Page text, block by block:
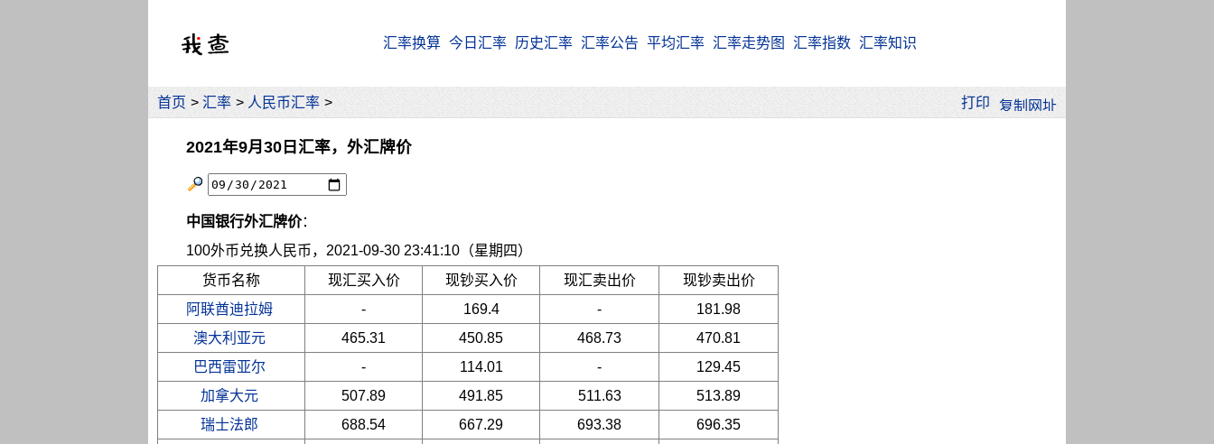
汇率换算 今日汇率 历史汇率 汇率公告 平均汇率 汇率走势图 汇率指数 汇率知识
首页 > 汇率 > 人民币汇率 > 打印
2021年9月30日汇率，外汇牌价
中国银行外汇牌价：
100外币兑换人民币，2021-09-30 23:41:10（星期四）
货币名称
现汇买入价 现钞买入价 现汇卖出价
现钞卖出价
阿联酋迪拉姆
- 169.4 -
181.98
澳大利亚元
465.31 450.85 468.73
470.81
巴西雷亚尔
- 114.01 -
129.45
加拿大元
507.89 491.85 511.63
513.89
瑞士法郎
688.54 667.29 693.38
696.35